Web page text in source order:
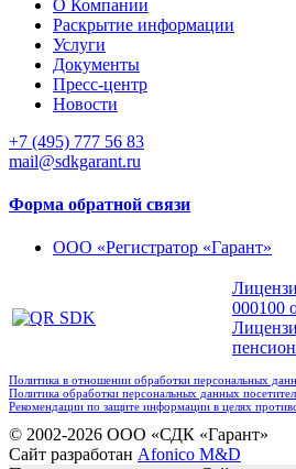
О Компании
Раскрытие информации
Услуги
Документы
Пресс-центр
Новости
+7 (495) 777 56 83
mail@sdkgarant.ru
Форма обратной связи
ООО «Регистратор «Гарант»
000100
Политика в отношении обработки персональных
Политика обработки персональных данных
Рекомендации по защите информации в целях
© 2002-2026 ООО «СДК «Гарант»
Сайт разработан Afonico M&D